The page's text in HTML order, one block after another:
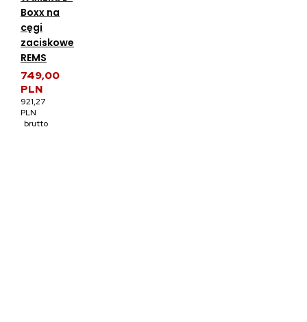
Boxx na
cęgi
zaciskowe
REMS
749,00
PLN
921,27
PLN